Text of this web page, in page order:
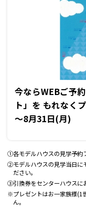
今ならWEBご予
ト」を もれなく
～8月31日(月)
①各モデルハウスの見学予約
②モデルハウスの見学当日に
ださい。
③引換券をセンターハウスに
※プレゼントはお一家族様(1
ん。